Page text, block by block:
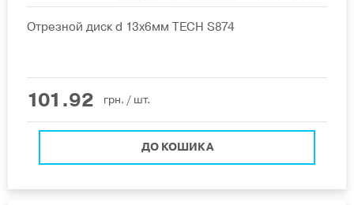
Отрезной диск d 13x6мм TECH S874
101.92 грн. / шт.
ДО КОШИКА